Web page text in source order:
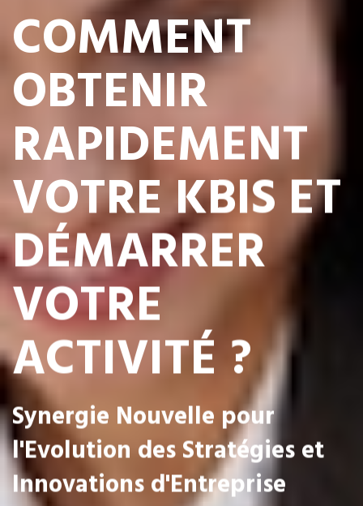
COMMENT
OBTENIR
RAPIDEMENT
VOTRE KBIS ET
DÉMARRER
VOTRE
ACTIVITÉ ?
Synergie Nouvelle pour
l'Evolution des Stratégies et
Innovations d'Entreprise